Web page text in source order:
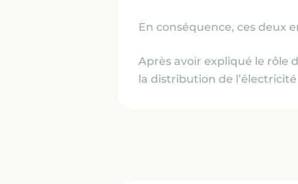
En conséquence, ces deux
Après avoir expliqué le rôle
la distribution de l’électricité